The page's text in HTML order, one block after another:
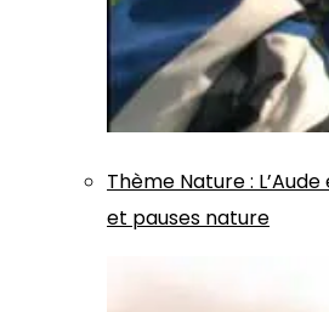
Thème Nature:
et pauses nature